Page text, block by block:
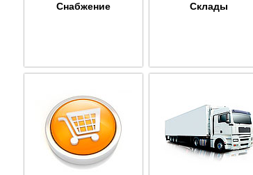
Снабжение Склады